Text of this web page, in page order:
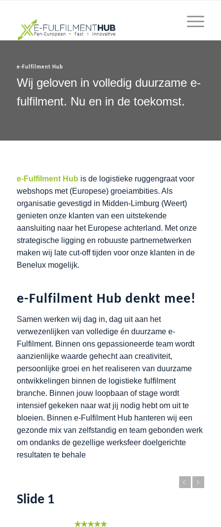
e-Fulfilment Hub
Wij geloven in volledig duurzame e-
fulfilment. Nu en in de toekomst.
e-Fulfilment Hub is de logistieke ruggengraat voor
webshops met (Europese) groeiambities. Als
organisatie gevestigd in Midden-Limburg (Weert)
genieten onze klanten van een uitstekende
aansluiting naar het Europese achterland. Met onze
strategische ligging en robuuste partnernetwerken
maken wij late cut-off tijden voor onze klanten in de
Benelux mogelijk.
e-Fulfilment Hub denkt mee!
Samen werken wij dag in, dag uit aan het
verwezenlijken van volledige én duurzame e-
Fulfilment. Binnen ons gepassioneerde team wordt
aanzienlijke waarde gehecht aan creativiteit,
persoonlijke groei en het realiseren van duurzame
ontwikkelingen binnen de logistieke fulfilment
branche. Binnen jouw loopbaan of stage wordt
intensief gekeken naar wat jij nodig hebt om uit te
bloeien. Binnen e-Fulfilment Hub hanteren wij een
gezonde mix van zelfstandig en team gebonden werk
om ondanks de gezellige werksfeer doelgerichte
resultaten te behale
Slide 1